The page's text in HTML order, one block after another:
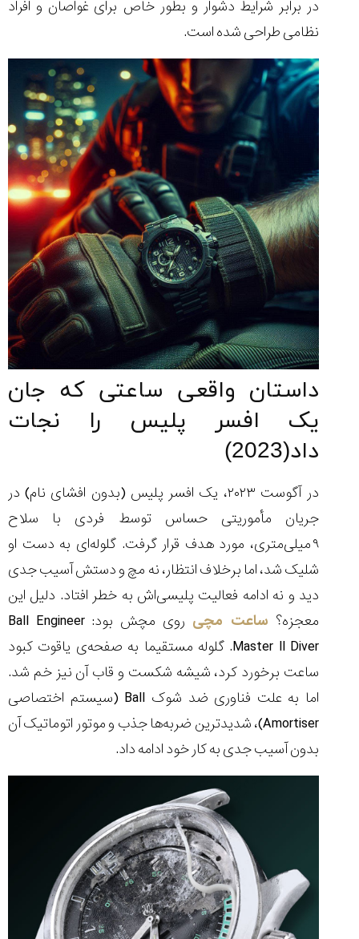
در برابر شرایط دشوار و بطور خاص برای غواصان و افراد
نظامی طراحی شده است.
داستان واقعی ساعتی که جان
یک افسر پلیس را نجات
داد(2023)
در آگوست ۲۰۲۳، یک افسر پلیس (بدون افشای نام) در
جریان مأموریتی حساس توسط فردی با سلاح
۹ میلی‌متری، مورد هدف قرار گرفت. گلوله‌ای به دست او
شلیک شد، اما برخلاف انتظار، نه مچ و دستش آسیب جدی
دید و نه ادامه فعالیت پلیسی‌اش به خطر افتاد. دلیل این
معجزه؟ ساعت مچی
روی مچش بود: Ball Engineer
Master II Diver. گلوله مستقیما به صفحه‌ی یاقوت کبود
ساعت برخورد کرد، شیشه شکست و قاب آن نیز خم شد.
اما به علت فناوری ضد شوک Ball (سیستم اختصاصی
Amortiser)، شدیدترین ضربه‌ها جذب و موتور اتوماتیک آن
بدون آسیب جدی به کار خود ادامه داد.